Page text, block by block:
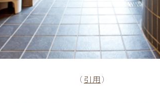
（引用）